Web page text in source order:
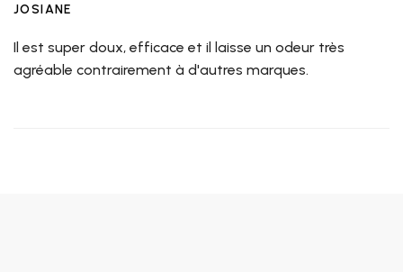
JOSIANE
Il est super doux, efficace et il laisse un odeur très
agréable contrairement à d'autres marques.